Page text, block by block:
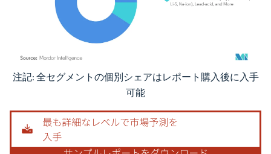
画像 © Mordor Intelligence。再利用にはCC BY 4.0の表示が必要です。
注記: 全セグメントの個別シェアはレポート購入後に入手
可能